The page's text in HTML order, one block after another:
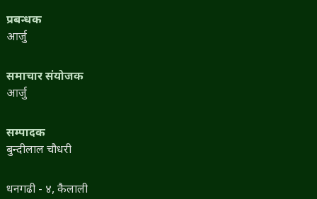
प्रबन्धक
आर्जु
समाचार संयोजक
आर्जु
सम्पादक
बुन्दीलाल चौधरी
धनगढी - ४, कैलाली